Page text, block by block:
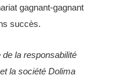
gagnant-gagnant
succès.
la responsabilité
la société Dolima